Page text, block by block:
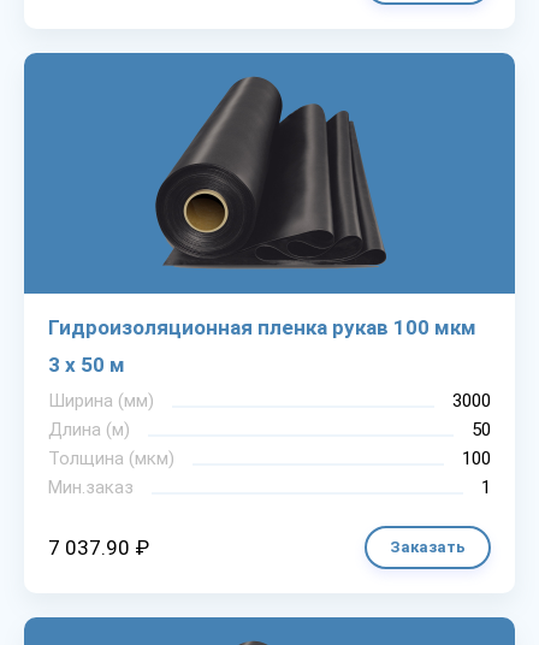
Гидроизоляционная пленка рукав 100 мкм
3 х 50 м
Ширина (мм)
3000
Длина (м)
50
Толщина (мкм)
100
Мин.заказ
1
7 037.90 ₽ Заказать